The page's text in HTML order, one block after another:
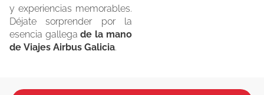
y experiencias memorables.
Déjate sorprender por la
esencia gallega de la mano
de Viajes Airbus Galicia.